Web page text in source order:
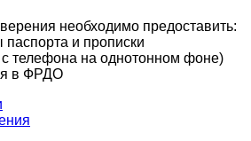
необходимо предоставить:
и прописки
телефона на однотонном фоне)
в ФРДО